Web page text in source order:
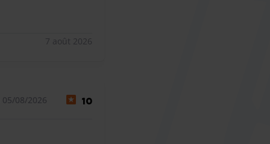
7 août 2026
08/2026 10